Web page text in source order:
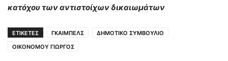
κατόχου των αντιστοίχων δικαιωμάτων
ΕΤΙΚΕΤΕΣ ΓΚΑΙΜΠΕΛΣ
ΔΗΜΟΤΙΚΟ ΣΥΜΒΟΥΛΙΟ
ΟΙΚΟΝΟΜΟΥ ΓΙΩΡΓΟΣ